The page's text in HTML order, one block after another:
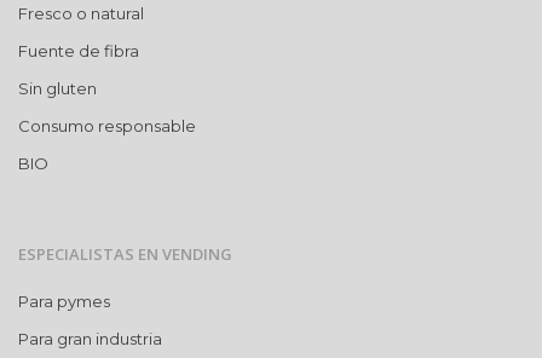
Fresco o natural
Fuente de fibra
Sin gluten
Consumo responsable
BIO
ESPECIALISTAS EN VENDING
Para pymes
Para gran industria